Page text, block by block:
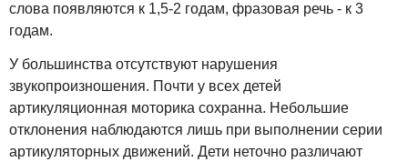
слова появляются к 1,5-2 годам, фразовая речь - к 3
годам.
У большинства отсутствуют нарушения
звукопроизношения. Почти у всех детей
артикуляционная моторика сохранна. Небольшие
отклонения наблюдаются лишь при выполнении серии
артикуляторных движений. Дети неточно различают